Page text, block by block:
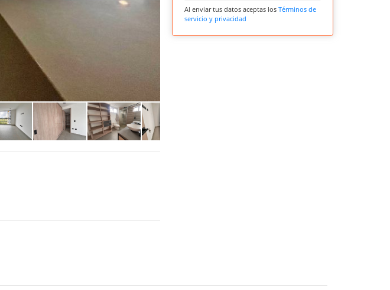
Al enviar tus datos aceptas los Términos de
servicio y privacidad